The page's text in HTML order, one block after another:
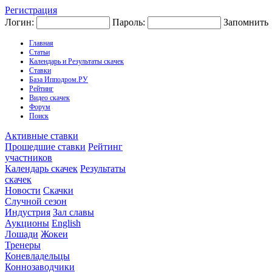
Регистрация
Логин:
Пароль: Запомнить
Главная
Статьи
Календарь и Результаты скачек
Ставки
База Ипподром.РУ
Рейтинг
Видео скачек
Форум
Поиск
Активные ставки
Прошедшие ставки Рейтинг
участников
Календарь скачек Результаты
скачек
Новости Скачки
Случной сезон
Индустрия Зал славы
Аукционы English
Лошади Жокеи
Тренеры
Коневладельцы
Коннозаводчики